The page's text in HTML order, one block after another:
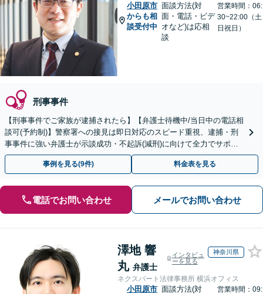
小田原市
からも相
談受付中
面談方法(対
面・電話・ビデ
オなど)は応相
談
営業時間：06:
30~22:00（土
日祝日）
刑事事件
【刑事事件でご家族が逮捕されたら】【弁護士待機中/当日中の電話相
談可(予約制)】警察署への接見は即日対応のスピード重視、逮捕・刑
事事件に強い弁護士が示談成功・不起訴(減刑)に向けて全力でサポー
トします。【加害者側の相談専門】
事例を見る(9件) 料金表を見る
電話でお問い合わせ メールでお問い合わせ
澤地 響
丸 弁護士
インタビュ
ーを見る
神奈川県
ネクスパート法律事務所 横浜オフィス
小田原市 面談方法(対
営業時間：09: